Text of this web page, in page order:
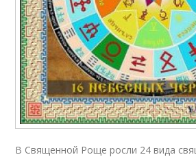
В Священной Роще росли 24 вида